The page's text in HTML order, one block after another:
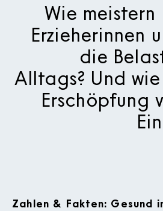
Wie
Erzieherinnen
die
Alltags? Und
Erschöpfung
Zahlen & Fakten: Gesund